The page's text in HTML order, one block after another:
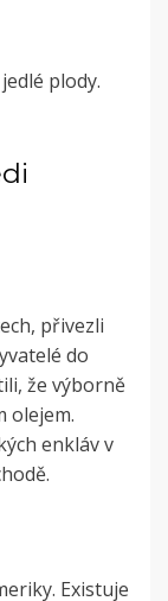
plody.
přivezli
do
že výborně
olejem.
enkláv v
Existuje